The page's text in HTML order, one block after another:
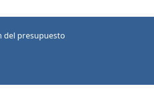
del presupuesto